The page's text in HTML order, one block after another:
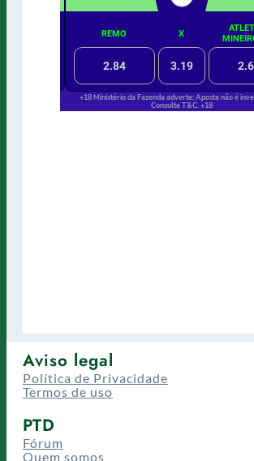
Aviso legal
Política de Privacidade
Termos de uso
PTD
Fórum
Quem somos